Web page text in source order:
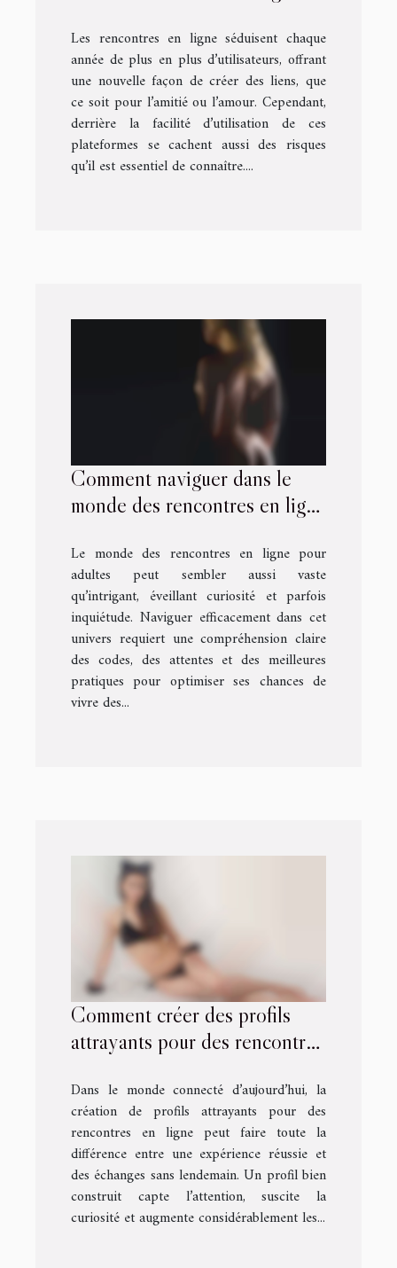
Les rencontres en ligne séduisent chaque
année de plus en plus d’utilisateurs, offrant
une nouvelle façon de créer des liens, que
ce soit pour l’amitié ou l’amour. Cependant,
derrière la facilité d’utilisation de ces
plateformes se cachent aussi des risques
qu’il est essentiel de connaître....
Comment naviguer dans le
monde des rencontres en ligne
Le monde des rencontres en ligne pour
adultes peut sembler aussi vaste
qu’intrigant, éveillant curiosité et parfois
inquiétude. Naviguer efficacement dans cet
univers requiert une compréhension claire
des codes, des attentes et des meilleures
pratiques pour optimiser ses chances de
vivre des...
Comment créer des profils
attrayants pour des rencontres
Dans le monde connecté d’aujourd’hui, la
création de profils attrayants pour des
rencontres en ligne peut faire toute la
différence entre une expérience réussie et
des échanges sans lendemain. Un profil bien
construit capte l’attention, suscite la
curiosité et augmente considérablement les...